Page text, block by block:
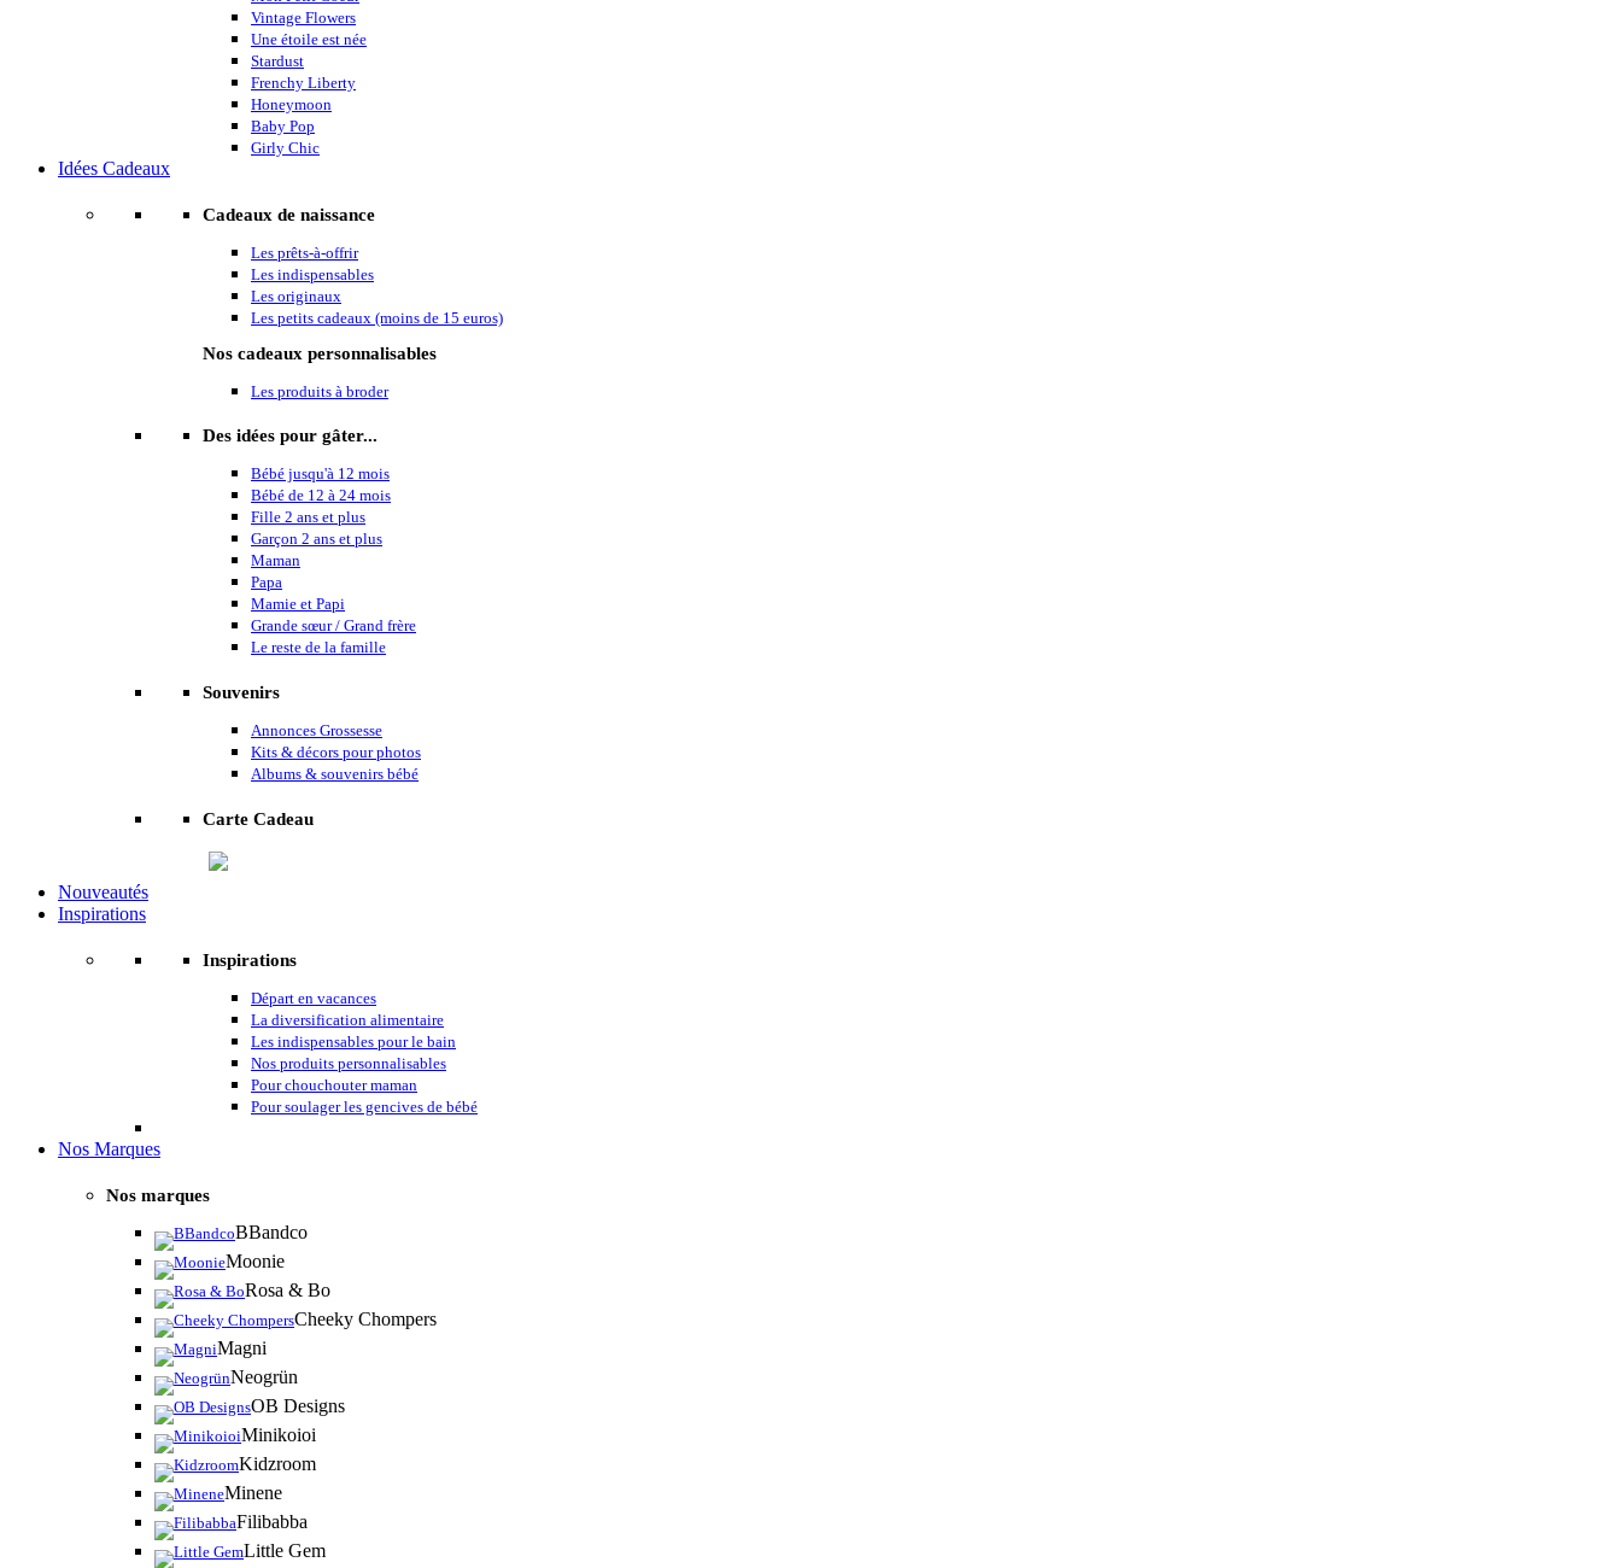
Vintage Flowers
Une étoile est née
Stardust
Frenchy Liberty
Honeymoon
Baby Pop
Girly Chic
Idées Cadeaux
Cadeaux de naissance
Les prêts-à-offrir
Les indispensables
Les originaux
Les petits cadeaux (moins de 15 euros)
Nos cadeaux personnalisables
Les produits à broder
Des idées pour gâter...
Bébé jusqu'à 12 mois
Bébé de 12 à 24 mois
Fille 2 ans et plus
Garçon 2 ans et plus
Maman
Papa
Mamie et Papi
Grande sœur / Grand frère
Le reste de la famille
Souvenirs
Annonces Grossesse
Kits & décors pour photos
Albums & souvenirs bébé
Carte Cadeau
Nouveautés
Inspirations
Inspirations
Départ en vacances
La diversification alimentaire
Les indispensables pour le bain
Nos produits personnalisables
Pour chouchouter maman
Pour soulager les gencives de bébé
Nos Marques
Nos marques
BBandco
Moonie
Rosa & Bo
Cheeky Chompers
Magni
Neogrün
OB Designs
Minikoioi
Kidzroom
Minene
Filibabba
Little Gem